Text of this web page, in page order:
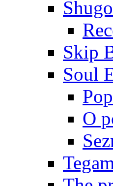
Skip
Soul
O